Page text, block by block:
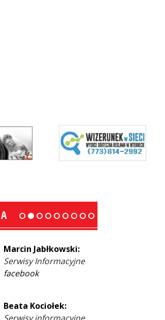
Marcin Jabłkowski:
Serwisy Informacyjne
facebook
Beata Kociołek: